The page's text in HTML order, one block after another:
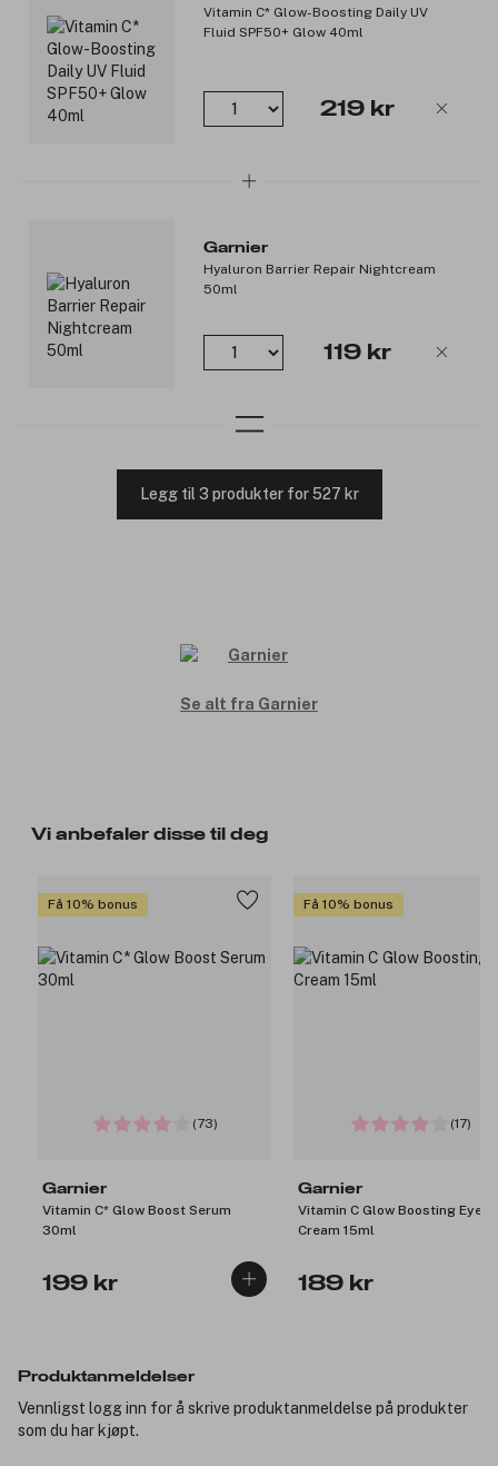
Vitamin C* Glow-Boosting Daily UV
Fluid SPF50+ Glow 40ml
219 kr
Garnier
Hyaluron Barrier Repair Nightcream
50ml
119 kr
Legg til 3 produkter for 527 kr
Se alt fra Garnier
Vi anbefaler disse til deg
Få 10% bonus
(73)
Garnier
Vitamin C* Glow Boost Serum
30ml
199 kr
Få 10% bonus
(17)
Garnier
Vitamin C Glow Boosting Eye
Cream 15ml
189 kr
Produktanmeldelser
Vennligst logg inn for å skrive produktanmeldelse på produkter
som du har kjøpt.